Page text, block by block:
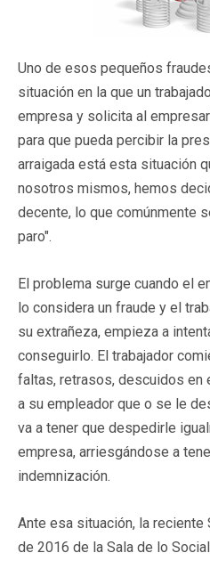
Uno de esos pequeños
situación en la que un
empresa y solicita al
para que pueda percibir la
arraigada está esta situación
nosotros mismos, hemos
decente, lo que comúnmente
paro".
El problema surge cuando el
lo considera un fraude y el
su extrañeza, empieza a
conseguirlo. El trabajador
faltas, retrasos, descuidos en
a su empleador que o se le
va a tener que despedirle
empresa, arriesgándose a
indemnización.
Ante esa situación, la
de 2016 de la Sala de lo